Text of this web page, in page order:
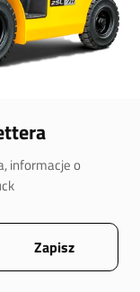
informacje o